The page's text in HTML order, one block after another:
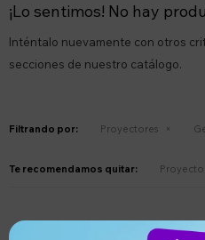
¡Lo sentimos! No hay
Inténtalo nuevamente con otros
secciones de nuestro catálogo.
Filtrando por: Proyectores
Te recomendamos quitar: